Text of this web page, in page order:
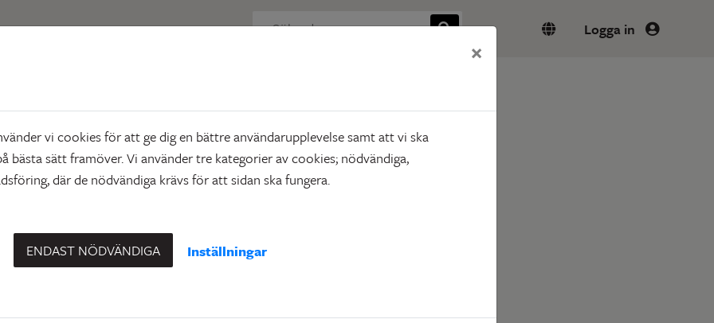
Logga in
nu
ej visas
efterfrågade visas. Det kan t.ex. bero på att det inte längre finns
×
vi cookies för att ge dig en bättre användarupplevelse samt att vi ska
bästa sätt framöver. Vi använder tre kategorier av cookies; nödvändiga,
där de nödvändiga krävs för att sidan ska fungera.
ENDAST NÖDVÄNDIGA Inställningar